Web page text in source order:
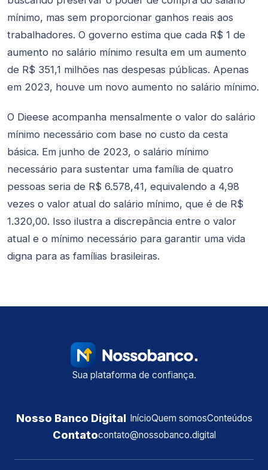
mínimo, mas sem proporcionar ganhos reais aos
trabalhadores. O governo estima que cada R$ 1 de
aumento no salário mínimo resulta em um aumento
de R$ 351,1 milhões nas despesas públicas. Apenas
em 2023, houve um novo aumento no salário mínimo.
O Dieese acompanha mensalmente o valor do salário
mínimo necessário com base no custo da cesta
básica. Em junho de 2023, o salário mínimo
necessário para sustentar uma família de quatro
pessoas seria de R$ 6.578,41, equivalendo a 4,98
vezes o valor atual do salário mínimo, que é de R$
1.320,00. Isso ilustra a discrepância entre o valor
atual e o mínimo necessário para garantir uma vida
digna para as famílias brasileiras.
Sua plataforma de confiança.
Nosso Banco Digital InícioQuem somosConteúdos
Contatocontato@nossobanco.digital